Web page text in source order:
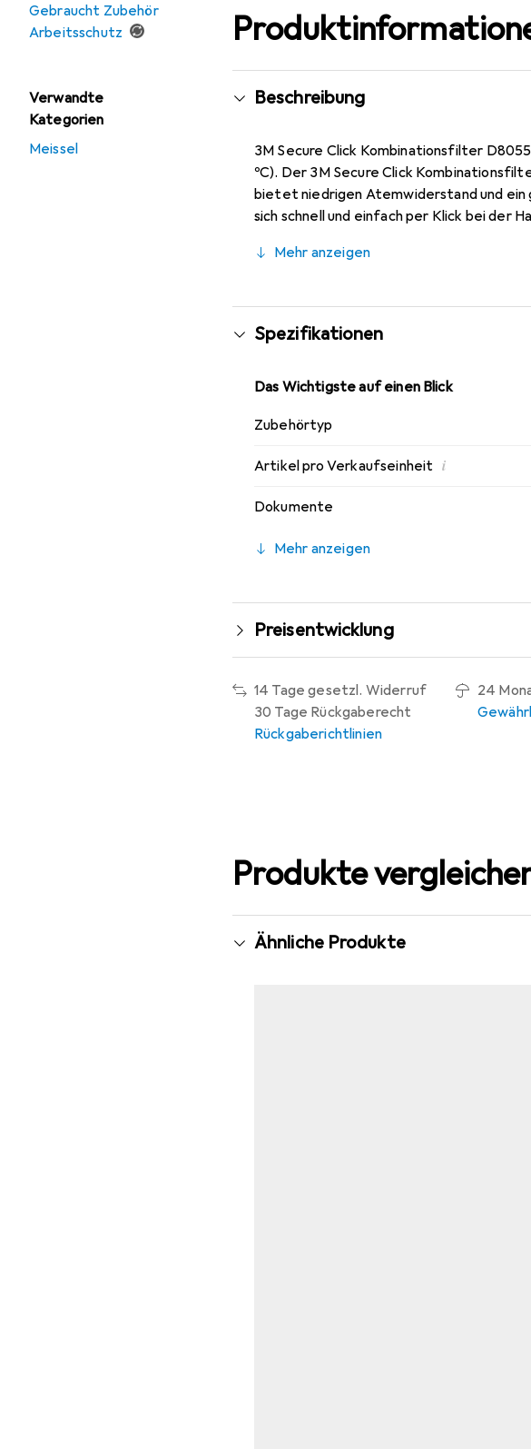
Gebraucht Zubehör
Arbeitsschutz
Verwandte
Kategorien
Meissel
Beschreibung
3M Secure Click Kombinationsfilter
ºC). Der 3M Secure Click
bietet niedrigen Atemwiderstand und
sich schnell und einfach per Klick bei der
Mehr anzeigen
Spezifikationen
Das Wichtigste auf einen Blick
Zubehörtyp
Artikel pro Verkaufseinheit i
Dokumente
Mehr anzeigen
Preisentwicklung
14 Tage gesetzl. Widerruf
30 Tage Rückgaberecht
Rückgaberichtlinien
24
Produkte
Ähnliche Produkte